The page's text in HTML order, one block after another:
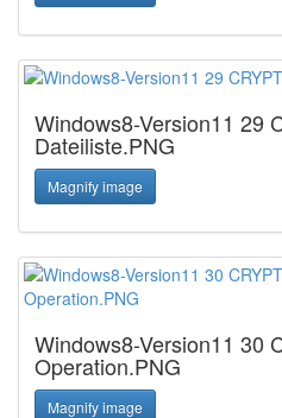
Windows8-Version11 29
Dateiliste.PNG
Magnify image
Windows8-Version11 30
Operation.PNG
Magnify image